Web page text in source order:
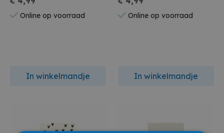
Online op voorraad
In winkelmandje
Online op voorraad
In winkelmandje